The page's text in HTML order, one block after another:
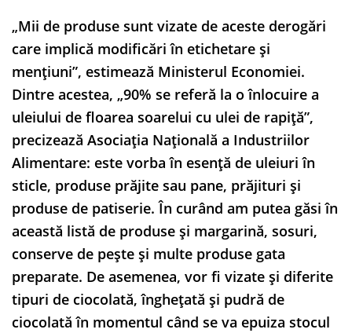
„Mii de produse sunt vizate de aceste derogări
care implică modificări în etichetare și
mențiuni”, estimează Ministerul Economiei.
Dintre acestea, „90% se referă la o înlocuire a
uleiului de floarea soarelui cu ulei de rapiță”,
precizează Asociația Națională a Industriilor
Alimentare: este vorba în esență de uleiuri în
sticle, produse prăjite sau pane, prăjituri și
produse de patiserie. În curând am putea găsi în
această listă de produse și margarină, sosuri,
conserve de pește și multe produse gata
preparate. De asemenea, vor fi vizate și diferite
tipuri de ciocolată, înghețată și pudră de
ciocolată în momentul când se va epuiza stocul